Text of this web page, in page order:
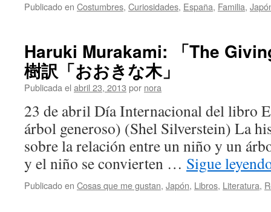
Publicado en Costumbres, Curiosidades, España, Familia,
Haruki Murakami: 「The
樹訳「おおきな木」
Publicada el abril 23, 2013 por nora
23 de abril Día Internacional del libro
árbol generoso) (Shel Silverstein) La
sobre la relación entre un niño y un
y el niño se convierten … Sigue
Publicado en Cosas que me gustan, Japón, Libros, Literatura,